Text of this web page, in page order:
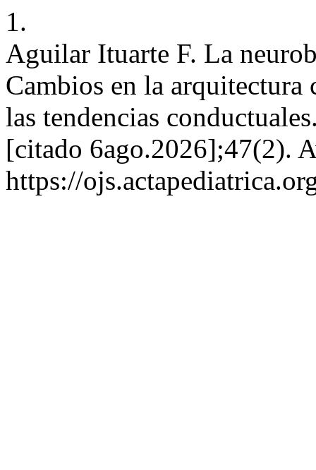
1.
Aguilar Ituarte F. La
Cambios en la
las tendencias
[citado 6ago.2026];47(2).
https://